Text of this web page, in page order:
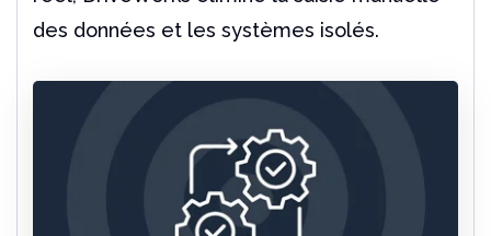
des données et les systèmes isolés.